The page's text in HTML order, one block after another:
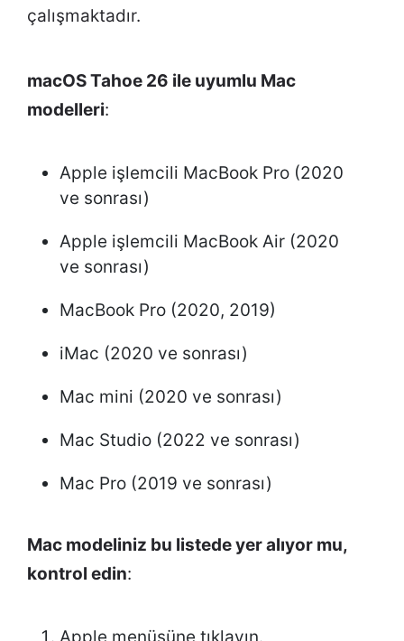
çalışmaktadır.
macOS Tahoe 26 ile uyumlu Mac
modelleri:
Apple işlemcili MacBook Pro (2020
ve sonrası)
Apple işlemcili MacBook Air (2020
ve sonrası)
MacBook Pro (2020, 2019)
iMac (2020 ve sonrası)
Mac mini (2020 ve sonrası)
Mac Studio (2022 ve sonrası)
Mac Pro (2019 ve sonrası)
Mac modeliniz bu listede yer alıyor mu,
kontrol edin:
Apple menüsüne tıklayın.